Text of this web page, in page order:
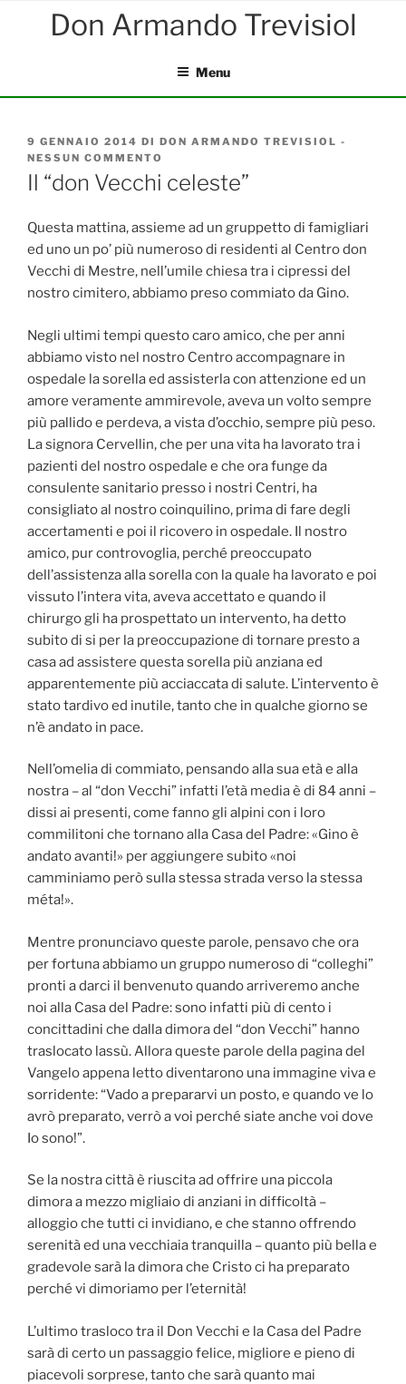
Menu
PUBBLICATO
IL
9 GENNAIO 2014 DI DON ARMANDO TREVISIOL -
NESSUN COMMENTO
“DON
CELESTE”
Il “don Vecchi celeste”
Questa mattina, assieme ad un gruppetto di famigliari
ed uno un po’ più numeroso di residenti al Centro don
Vecchi di Mestre, nell’umile chiesa tra i cipressi del
nostro cimitero, abbiamo preso commiato da Gino.
Negli ultimi tempi questo caro amico, che per anni
abbiamo visto nel nostro Centro accompagnare in
ospedale la sorella ed assisterla con attenzione ed un
amore veramente ammirevole, aveva un volto sempre
più pallido e perdeva, a vista d’occhio, sempre più peso.
La signora Cervellin, che per una vita ha lavorato tra i
pazienti del nostro ospedale e che ora funge da
consulente sanitario presso i nostri Centri, ha
consigliato al nostro coinquilino, prima di fare degli
accertamenti e poi il ricovero in ospedale. Il nostro
amico, pur controvoglia, perché preoccupato
dell’assistenza alla sorella con la quale ha lavorato e poi
vissuto l’intera vita, aveva accettato e quando il
chirurgo gli ha prospettato un intervento, ha detto
subito di si per la preoccupazione di tornare presto a
casa ad assistere questa sorella più anziana ed
apparentemente più acciaccata di salute. L’intervento è
stato tardivo ed inutile, tanto che in qualche giorno se
n’è andato in pace.
Nell’omelia di commiato, pensando alla sua età e alla
nostra – al “don Vecchi” infatti l’età media è di 84 anni –
dissi ai presenti, come fanno gli alpini con i loro
commilitoni che tornano alla Casa del Padre: «Gino è
andato avanti!» per aggiungere subito «noi
camminiamo però sulla stessa strada verso la stessa
méta!».
Mentre pronunciavo queste parole, pensavo che ora
per fortuna abbiamo un gruppo numeroso di “colleghi”
pronti a darci il benvenuto quando arriveremo anche
noi alla Casa del Padre: sono infatti più di cento i
concittadini che dalla dimora del “don Vecchi” hanno
traslocato lassù. Allora queste parole della pagina del
Vangelo appena letto diventarono una immagine viva e
sorridente: “Vado a prepararvi un posto, e quando ve lo
avrò preparato, verrò a voi perché siate anche voi dove
Io sono!”.
Se la nostra città è riuscita ad offrire una piccola
dimora a mezzo migliaio di anziani in difficoltà –
alloggio che tutti ci invidiano, e che stanno offrendo
serenità ed una vecchiaia tranquilla – quanto più bella e
gradevole sarà la dimora che Cristo ci ha preparato
perché vi dimoriamo per l’eternità!
L’ultimo trasloco tra il Don Vecchi e la Casa del Padre
sarà di certo un passaggio felice, migliore e pieno di
piacevoli sorprese, tanto che sarà quanto mai